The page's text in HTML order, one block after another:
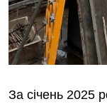
За січень 2025